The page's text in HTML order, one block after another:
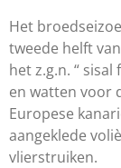
Het
tweede helft
het z.g.n. “
en watten voor
Europese
aangeklede
vlierstruiken.